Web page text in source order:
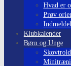
Hvad er
Prøv
Klubkalender
Børn og Unge